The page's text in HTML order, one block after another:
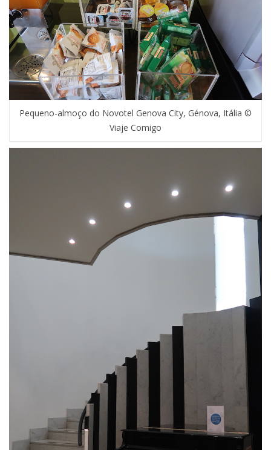
Pequeno-almoço do Novotel Genova City, Génova, Itália ©
Viaje Comigo